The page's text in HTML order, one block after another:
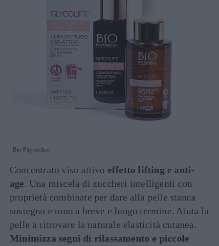
Bio Phytorelax
Concentrato viso attivo effetto lifting e anti-
age. Una miscela di zuccheri intelligenti con
proprietà combinate per dare alla pelle stanca
sostegno e tono a breve e lungo termine. Aiuta la
pelle a ritrovare la naturale elasticità cutanea.
Minimizza segni di rilassamento e piccole